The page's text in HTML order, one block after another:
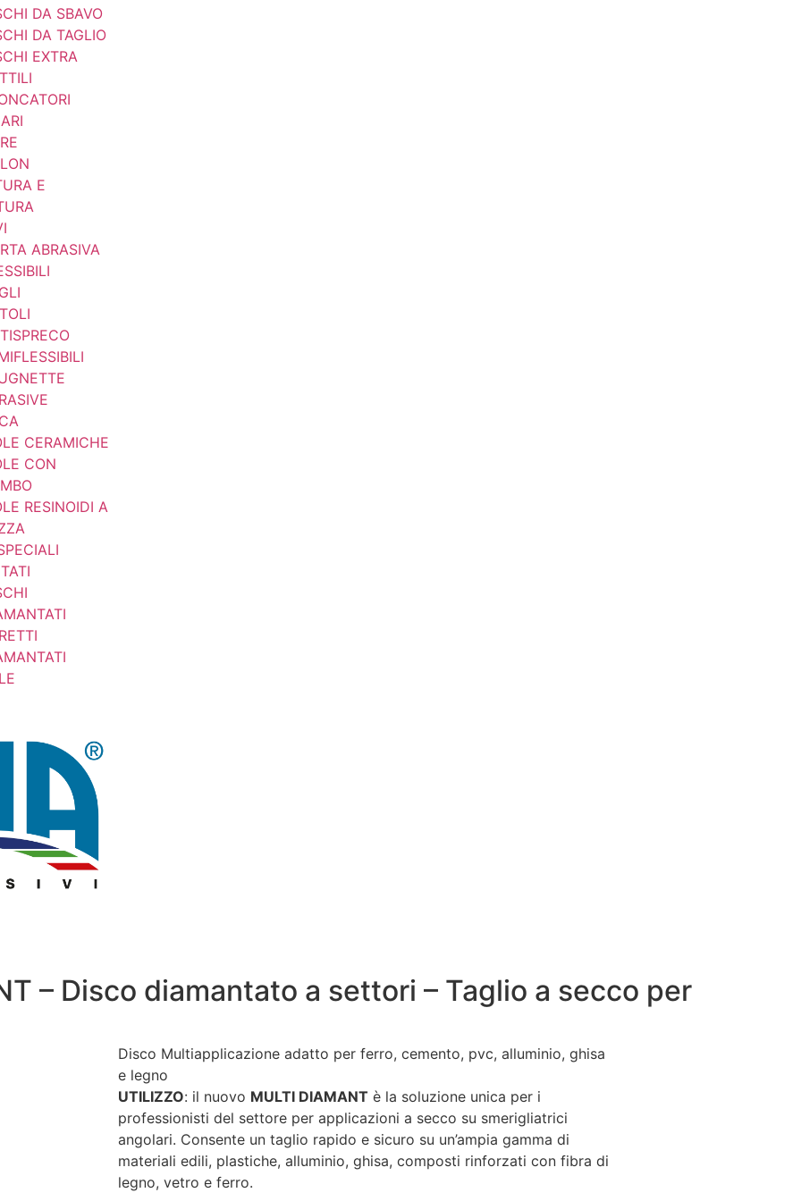
DA SBAVO
DA TAGLIO
EXTRA
E
ABRASIVA
CERAMICHE
CON
RESINOIDI A
– Disco diamantato a settori – Taglio a secco per
Disco Multiapplicazione adatto per ferro, cemento, pvc, alluminio, ghisa
e legno
UTILIZZO: il nuovo MULTI DIAMANT è la soluzione unica per i
professionisti del settore per applicazioni a secco su smerigliatrici
angolari. Consente un taglio rapido e sicuro su un’ampia gamma di
materiali edili, plastiche, alluminio, ghisa, composti rinforzati con fibra di
legno, vetro e ferro.